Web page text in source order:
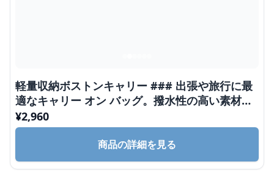
軽量収納ボストンキャリー ### 出張や旅行に最
適なキャリー オン バッグ。撥水性の高い素材を
使用したボストンバッグで、大容量の収納力と使
いやすさを兼ね備えている。
¥2,960
商品の詳細を見る